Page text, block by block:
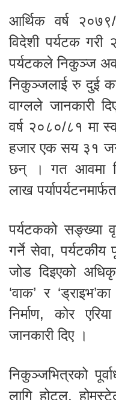
आर्थिक वर्ष
विदेशी पर्यटक
पर्यटकले निकुञ्ज
निकुञ्जलाई रु दुई
वाग्लले जानकारी
वर्ष २०८०/८१ मा
हजार एक सय ३१
छन् । गत आवमा
लाख
पर्यटकको सङ्ख्या
गर्ने सेवा, पर्यटकीय
जोड दिइएको
‘वाक’ र
निर्माण, कोर
जानकारी दिए ।
निकुञ्जभित्रको
लागि होटल,